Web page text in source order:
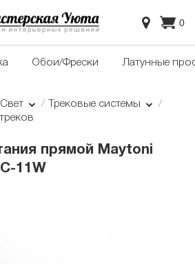
0
Обои/Фрески Латунные
Свет
Трековые системы
прямой Maytoni
11W